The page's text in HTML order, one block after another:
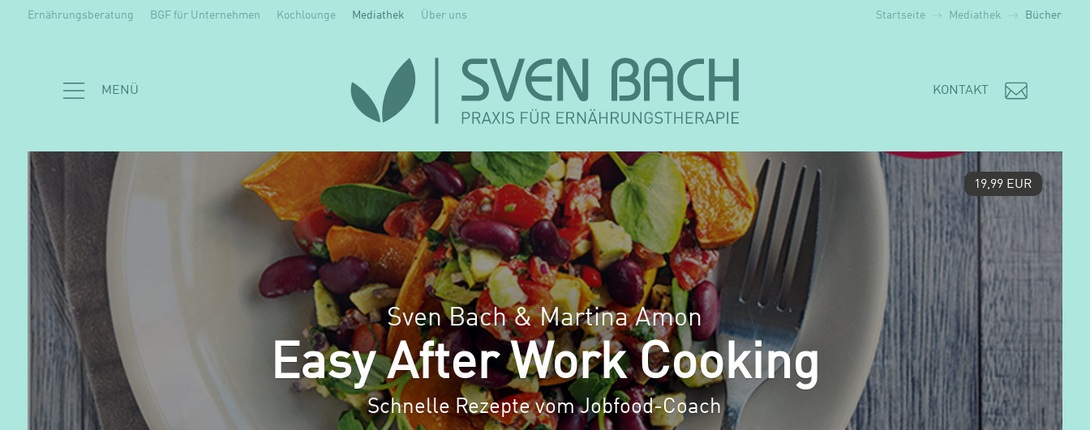
Ernährungsberatung BGF für Unternehmen Kochlounge Mediathek Über uns
MENÜ KONTAKT
Startseite Mediathek Bücher
19,99 EUR
Sven Bach & Martina Amon
Easy After Work Cooking
Schnelle Rezepte vom Jobfood-Coach